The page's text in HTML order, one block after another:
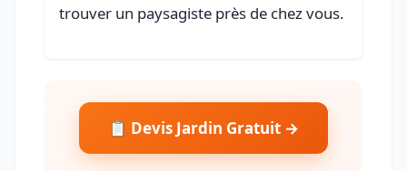
trouver un paysagiste près de chez vous.
📋 Devis Jardin Gratuit →